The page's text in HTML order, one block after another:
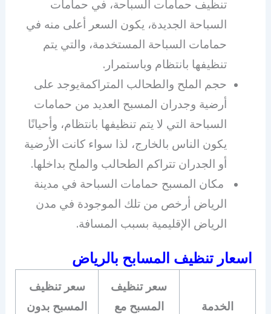
تنظيف حمامات السباحة، في حمامات
السباحة الجديدة، يكون السعر أعلى منه في
حمامات السباحة المستخدمة، والتي يتم
تنظيفها بانتظام وباستمرار.
حجم الملح والطحالب المتراكمةيوجد على
أرضية وجدران المسبح العديد من حمامات
السباحة التي لا يتم تنظيفها بانتظام، وأحيانًا
يكون الناس بالخارج، لذا سواء كانت الأرضية
أو الجدران تتراكم الطحالب والملح بداخلها.
مكان المسبح حمامات السباحة في مدينة
الرياض أرخص من تلك الموجودة في مدن
الرياض الإقليمية بسبب المسافة.
اسعار تنظيف المسابح بالرياض
الخدمة
سعر تنظيف
المسبح مع
سعر تنظيف
المسبح بدون